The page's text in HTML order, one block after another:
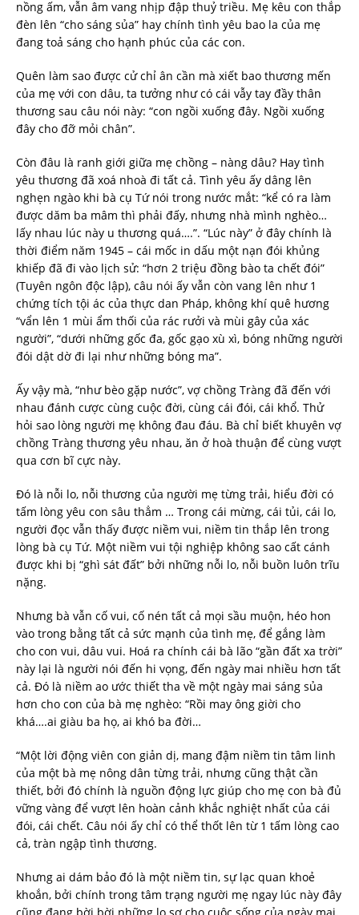
nồng ấm, vẫn âm vang nhịp đập thuỷ triều. Mẹ kêu con thắp
đèn lên “cho sáng sủa” hay chính tình yêu bao la của mẹ
đang toả sáng cho hạnh phúc của các con.
Quên làm sao được cử chỉ ân cần mà xiết bao thương mến
của mẹ với con dâu, ta tưởng như có cái vẫy tay đầy thân
thương sau câu nói này: “con ngồi xuống đây. Ngồi xuống
đây cho đỡ mỏi chân”.
Còn đâu là ranh giới giữa mẹ chồng – nàng dâu? Hay tình
yêu thương đã xoá nhoà đi tất cả. Tình yêu ấy dâng lên
nghẹn ngào khi bà cụ Tứ nói trong nước mắt: “kể có ra làm
được dăm ba mâm thì phải đấy, nhưng nhà mình nghèo…
lấy nhau lúc này u thương quá….”. “Lúc này” ở đây chính là
thời điểm năm 1945 – cái mốc in dấu một nạn đói khủng
khiếp đã đi vào lịch sử: “hơn 2 triệu đồng bào ta chết đói”
(Tuyên ngôn độc lập), câu nói ấy vẫn còn vang lên như 1
chứng tích tội ác của thực dan Pháp, không khí quê hương
“vẩn lên 1 mùi ẩm thối của rác rưởi và mùi gây của xác
người”, “dưới những gốc đa, gốc gạo xù xì, bóng những người
đói dật dờ đi lại như những bóng ma”.
Ấy vậy mà, “như bèo gặp nước”, vợ chồng Tràng đã đến với
nhau đánh cược cùng cuộc đời, cùng cái đói, cái khổ. Thử
hỏi sao lòng người mẹ không đau đáu. Bà chỉ biết khuyên vợ
chồng Tràng thương yêu nhau, ăn ở hoà thuận để cùng vượt
qua cơn bĩ cực này.
Đó là nỗi lo, nỗi thương của người mẹ từng trải, hiểu đời có
tấm lòng yêu con sâu thẳm … Trong cái mừng, cái tủi, cái lo,
người đọc vẫn thấy được niềm vui, niềm tin thắp lên trong
lòng bà cụ Tứ. Một niềm vui tội nghiệp không sao cất cánh
được khi bị “ghì sát đất” bởi những nỗi lo, nỗi buồn luôn trĩu
nặng.
Nhưng bà vẫn cố vui, cố nén tất cả mọi sầu muộn, héo hon
vào trong bằng tất cả sức mạnh của tình mẹ, để gắng làm
cho con vui, dâu vui. Hoá ra chính cái bà lão “gần đất xa trời”
này lại là người nói đến hi vọng, đến ngày mai nhiều hơn tất
cả. Đó là niềm ao ước thiết tha về một ngày mai sáng sủa
hơn cho con của bà mẹ nghèo: “Rồi may ông giời cho
khá….ai giàu ba họ, ai khó ba đời…
“Một lời động viên con giản dị, mang đậm niềm tin tâm linh
của một bà mẹ nông dân từng trải, nhưng cũng thật cần
thiết, bởi đó chính là nguồn động lực giúp cho mẹ con bà đủ
vững vàng để vượt lên hoàn cảnh khắc nghiệt nhất của cái
đói, cái chết. Câu nói ấy chỉ có thể thốt lên từ 1 tấm lòng cao
cả, tràn ngập tình thương.
Nhưng ai dám bảo đó là một niềm tin, sự lạc quan khoẻ
khoắn, bởi chính trong tâm trạng người mẹ ngay lúc này đây